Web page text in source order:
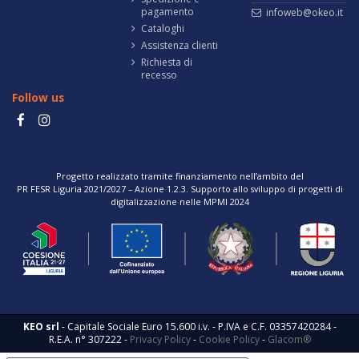
pagamento
Cataloghi
Assistenza clienti
Richiesta di
recesso
infoweb@okeo.it
Follow us
Progetto realizzato tramite finanziamento nell’ambito del
PR FESR Liguria 2021/2027 – Azione 1.2.3. Supporto allo sviluppo di progetti di
digitalizzazione nelle MPMI 2024
KEO srl - Capitale Sociale Euro 15.600 i.v. - P.IVA e C.F. 03357420284 -
R.E.A. n° 307222 - Privacy Policy- Cookie Policy- Glacom®